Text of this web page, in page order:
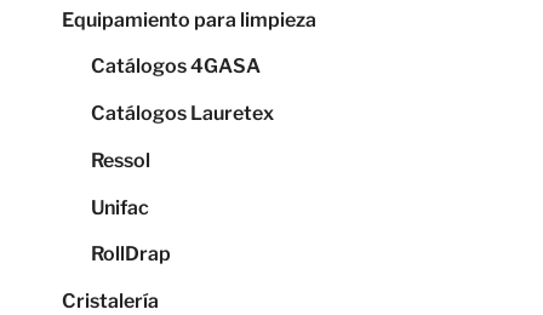
Equipamiento para limpieza
Catálogos 4GASA
Catálogos Lauretex
Ressol
Unifac
RollDrap
Cristalería